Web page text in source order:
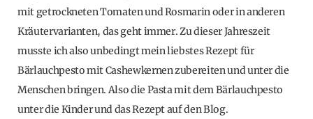
mit getrockneten Tomaten und Rosmarin oder in anderen
Kräutervarianten, das geht immer. Zu dieser Jahreszeit
musste ich also unbedingt mein liebstes Rezept für
Bärlauchpesto mit Cashewkernen zubereiten und unter die
Menschen bringen. Also die Pasta mit dem Bärlauchpesto
unter die Kinder und das Rezept auf den Blog.